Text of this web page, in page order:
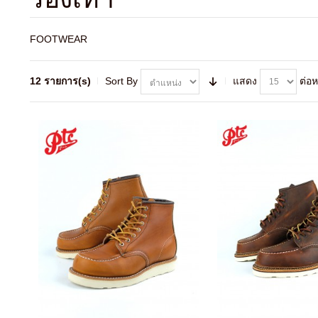
FOOTWEAR
12 รายการ(s) Sort By แสดง ต่อ